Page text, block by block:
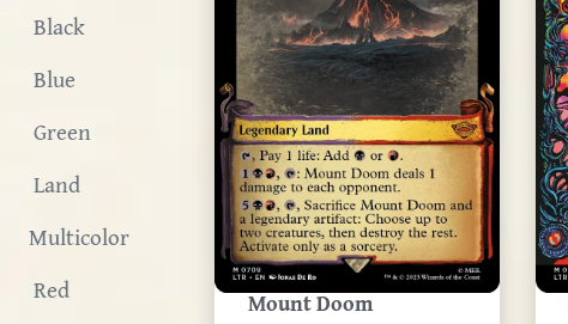
Black
Blue
Green
Land
Multicolor
Red
Mount Doom